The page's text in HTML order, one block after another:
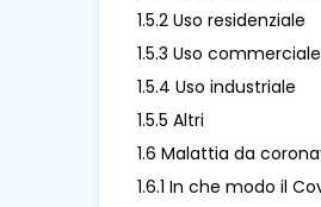
1.5.2 Uso residenziale
1.5.3 Uso commerciale
1.5.4 Uso industriale
1.5.5 Altri
1.6 Malattia da
1.6.1 In che modo il